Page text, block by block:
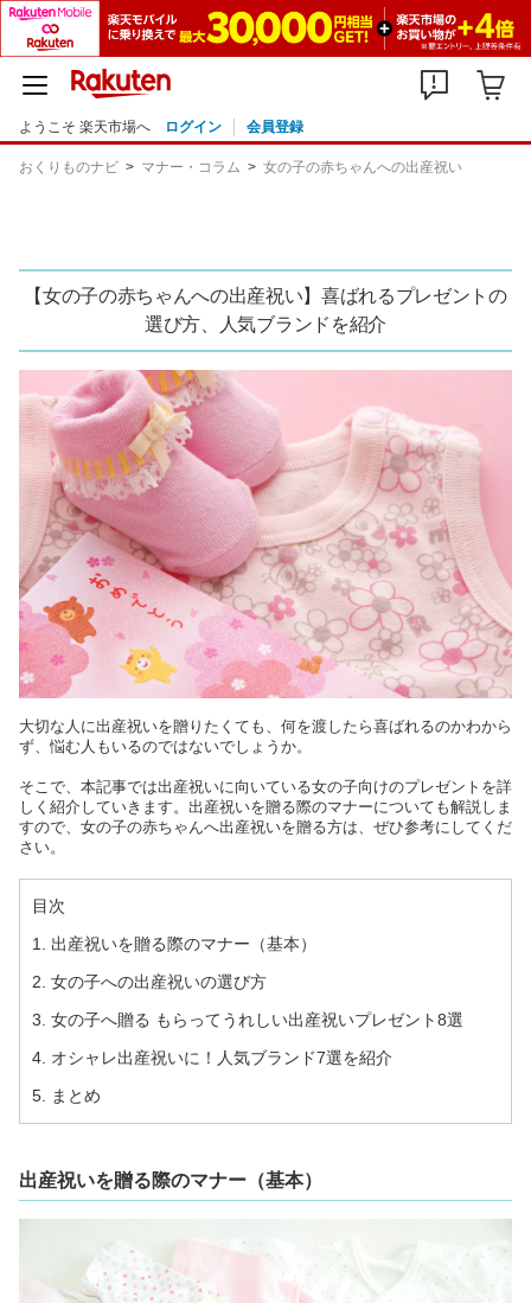
ようこそ 楽天市場へ ログイン 会員登録
おくりものナビ マナー・コラム 女の子の赤ちゃんへの出産祝い
【女の子の赤ちゃんへの出産祝い】喜ばれるプレゼントの
選び方、人気ブランドを紹介
大切な人に出産祝いを贈りたくても、何を渡したら喜ばれるのかわから
ず、悩む人もいるのではないでしょうか。
そこで、本記事では出産祝いに向いている女の子向けのプレゼントを詳
しく紹介していきます。出産祝いを贈る際のマナーについても解説しま
すので、女の子の赤ちゃんへ出産祝いを贈る方は、ぜひ参考にしてくだ
さい。
目次
1. 出産祝いを贈る際のマナー（基本）
2. 女の子への出産祝いの選び方
3. 女の子へ贈る もらってうれしい出産祝いプレゼント8選
4. オシャレ出産祝いに！人気ブランド7選を紹介
5. まとめ
出産祝いを贈る際のマナー（基本）